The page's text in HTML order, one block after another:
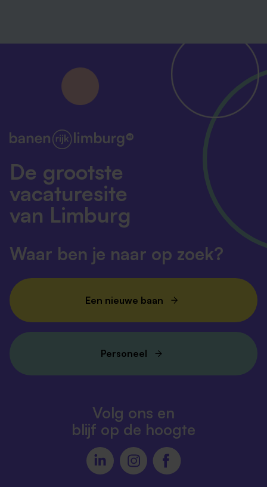
De grootste
vacaturesite
van Limburg
Waar ben je naar op zoek?
Een nieuwe baan
Personeel
Volg ons en
blijf op de hoogte